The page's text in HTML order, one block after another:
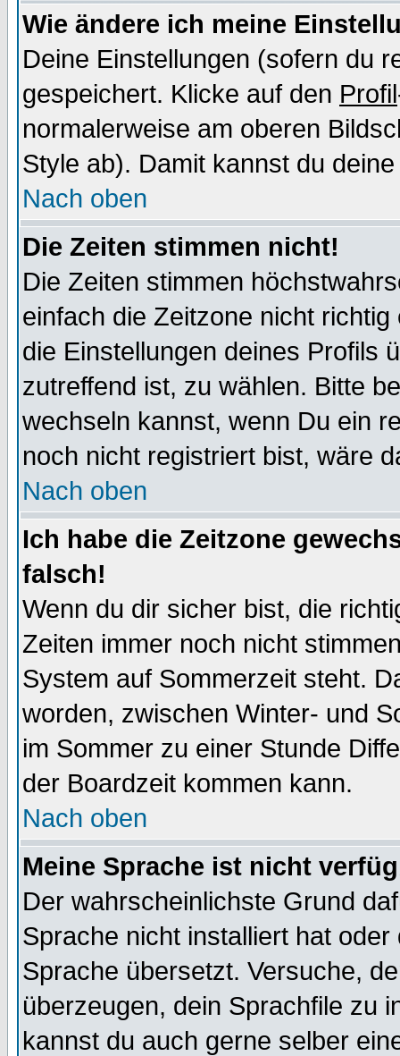
Wie ändere ich meine
Deine Einstellungen (sofern du
gespeichert. Klicke auf den Profil
normalerweise am oberen
Style ab). Damit kannst du
Nach oben
Die Zeiten stimmen nicht!
Die Zeiten stimmen
einfach die Zeitzone nicht
die Einstellungen deines Profils
zutreffend ist, zu wählen. Bitte
wechseln kannst, wenn Du ein
noch nicht registriert bist, wäre
Nach oben
Ich habe die Zeitzone
falsch!
Wenn du dir sicher bist, die
Zeiten immer noch nicht
System auf Sommerzeit steht.
worden, zwischen Winter- und
im Sommer zu einer Stunde
der Boardzeit kommen kann.
Nach oben
Meine Sprache ist nicht
Der wahrscheinlichste Grund
Sprache nicht installiert hat
Sprache übersetzt. Versuche,
überzeugen, dein Sprachfile zu
kannst du auch gerne selber